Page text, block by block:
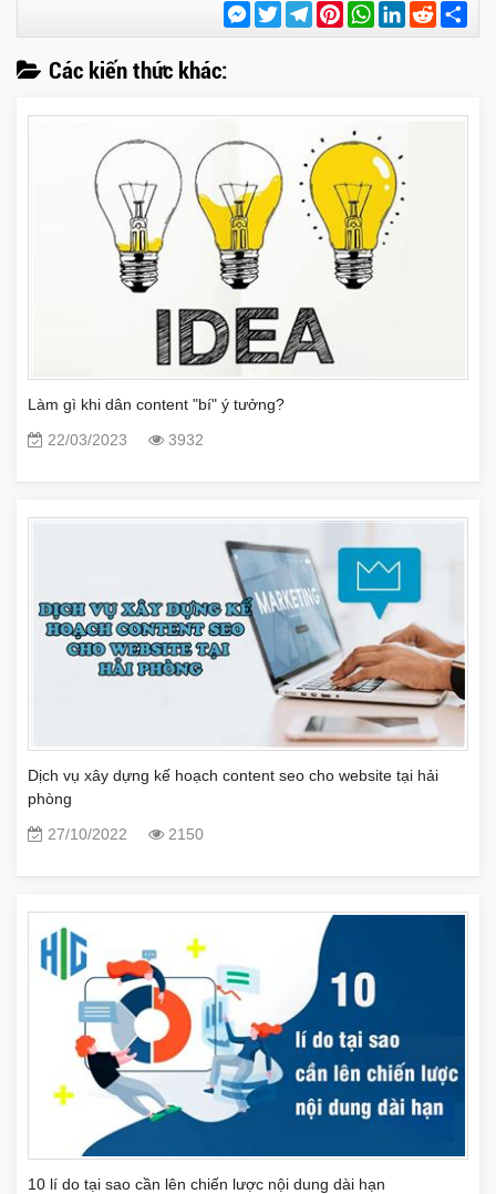
Messenger
TwitterTelegramPinterestWhatsApp
LinkedInReddit
Các kiến thức khác:
Làm gì khi dân content "bí" ý tưởng?
22/03/2023
3932
Dịch vụ xây dựng kế hoạch content seo cho website tại hải
phòng
27/10/2022
2150
10 lí do tại sao cần lên chiến lược nội dung dài hạn